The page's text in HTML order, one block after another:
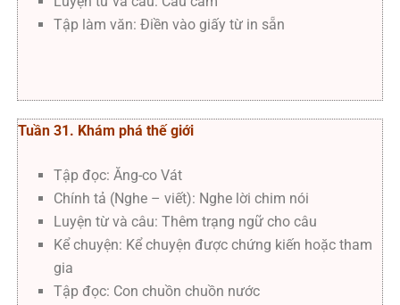
Tập làm văn: Điền vào giấy từ in sẵn
Tuần 31. Khám phá thế giới
Tập đọc: Ăng-co Vát
Chính tả (Nghe – viết): Nghe lời chim nói
Luyện từ và câu: Thêm trạng ngữ cho câu
Kể chuyện: Kể chuyện được chứng kiến hoặc tham
gia
Tập đọc: Con chuồn chuồn nước